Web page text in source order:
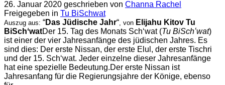
26. Januar 2020 geschrieben von Channa Rachel
Freigegeben in Tu BiSchwat
Auszug aus: “Das Jüdische Jahr“, von Elijahu Kitov Tu
BiSchʻwatDer 15. Tag des Monats Schʻwat (Tu BiSchʻwat)
ist einer der vier Jahresanfänge des jüdischen Jahres. Es
sind dies: Der erste Nissan, der erste Elul, der erste Tischri
und der 15. Schʻwat. Jeder einzelne dieser Jahresanfänge
hat eine spezielle Bedeutung.Der erste Nissan ist
Jahresanfang für die Regierungsjahre der Könige, ebenso